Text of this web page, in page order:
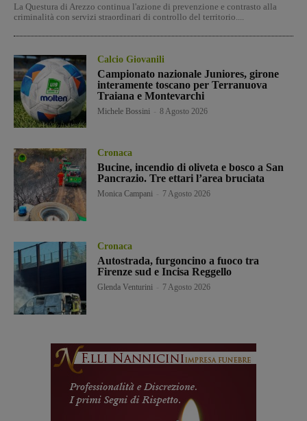
La Questura di Arezzo continua l'azione di prevenzione e contrasto alla
criminalità con servizi straordinari di controllo del territorio....
Calcio Giovanili
Campionato nazionale Juniores, girone
interamente toscano per Terranuova
Traiana e Montevarchi
Michele Bossini 8 Agosto 2026
Cronaca
Bucine, incendio di oliveta e bosco a San
Pancrazio. Tre ettari l’area bruciata
Monica Campani 7 Agosto 2026
Cronaca
Autostrada, furgoncino a fuoco tra
Firenze sud e Incisa Reggello
Glenda Venturini 7 Agosto 2026